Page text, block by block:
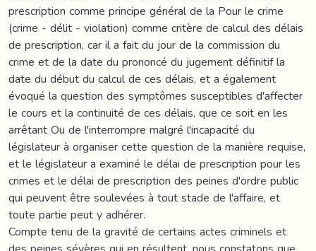
prescription comme principe général de la Pour le crime
(crime - délit - violation) comme critère de calcul des délais
de prescription, car il a fait du jour de la commission du
crime et de la date du prononcé du jugement définitif la
date du début du calcul de ces délais, et a également
évoqué la question des symptômes susceptibles d'affecter
le cours et la continuité de ces délais, que ce soit en les
arrêtant Ou de l'interrompre malgré l'incapacité du
législateur à organiser cette question de la manière requise,
et le législateur a examiné le délai de prescription pour les
crimes et le délai de prescription des peines d'ordre public
qui peuvent être soulevées à tout stade de l'affaire, et
toute partie peut y adhérer.
Compte tenu de la gravité de certains actes criminels et